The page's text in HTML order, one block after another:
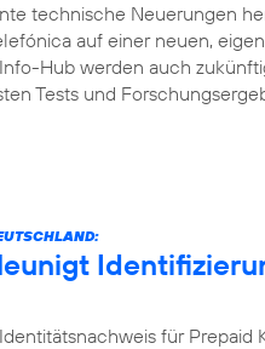
technische Neuerungen
auf einer neuen,
Hub werden auch
Tests und
für Prepaid